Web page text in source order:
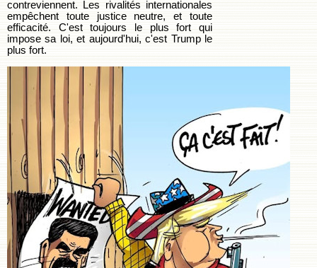
contreviennent. Les rivalités internationales
empêchent toute justice neutre, et toute
efficacité. C'est toujours le plus fort qui
impose sa loi, et aujourd'hui, c'est Trump le
plus fort.